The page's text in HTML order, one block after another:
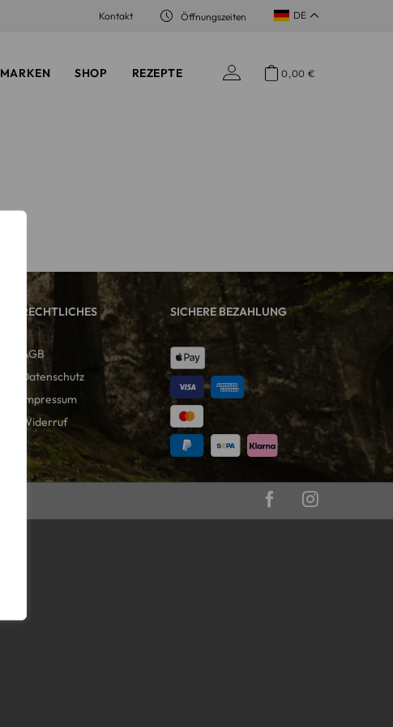
Kontakt Öffnungszeiten DE
MARKEN SHOP REZEPTE 0,00€
RECHTLICHES
AGB
Datenschutz
Impressum
Widerruf
SICHERE BEZAHLUNG